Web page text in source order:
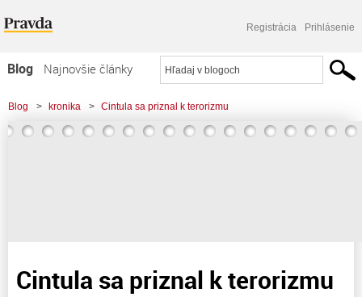
Registrácia Prihlásenie
Blog
Najnovšie články
Najčítanejšie články
Najkomentovanejšie články
Blog > kronika > Cintula sa priznal k terorizmu
Cintula sa priznal k terorizmu